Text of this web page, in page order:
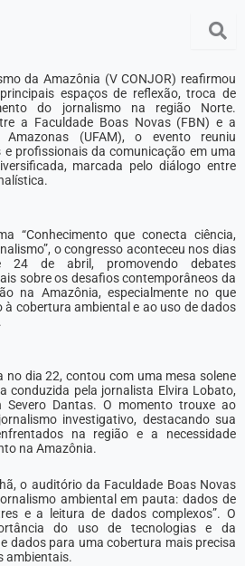
da Amazônia (V CONJOR) reafirmou
espaços de reflexão, troca de
do jornalismo na região Norte.
a Faculdade Boas Novas (FBN) e a
Amazonas (UFAM), o evento reuniu
e profissionais da comunicação em uma
marcada pelo diálogo entre
“Conhecimento que conecta ciência,
o congresso aconteceu nos dias
de abril, promovendo debates
sobre os desafios contemporâneos da
na Amazônia, especialmente no que
à cobertura ambiental e ao uso de dados
no dia 22, contou com uma mesa solene
conduzida pela jornalista Elvira Lobato,
Severo Dantas. O momento trouxe ao
investigativo, destacando sua
na região e a necessidade
na Amazônia.
o auditório da Faculdade Boas Novas
ambiental em pauta: dados de
e a leitura de dados complexos”. O
do uso de tecnologias e da
dados para uma cobertura mais precisa
ambientais.